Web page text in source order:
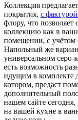
Коллекция
покрытия, с
флору, что
коллекцию как в
помещении, с учётом
Напольный же
универсальном
есть возможность
идущим в комплекте
котором, предаст
дополнительный
нашем сайте
на вашей кухне в